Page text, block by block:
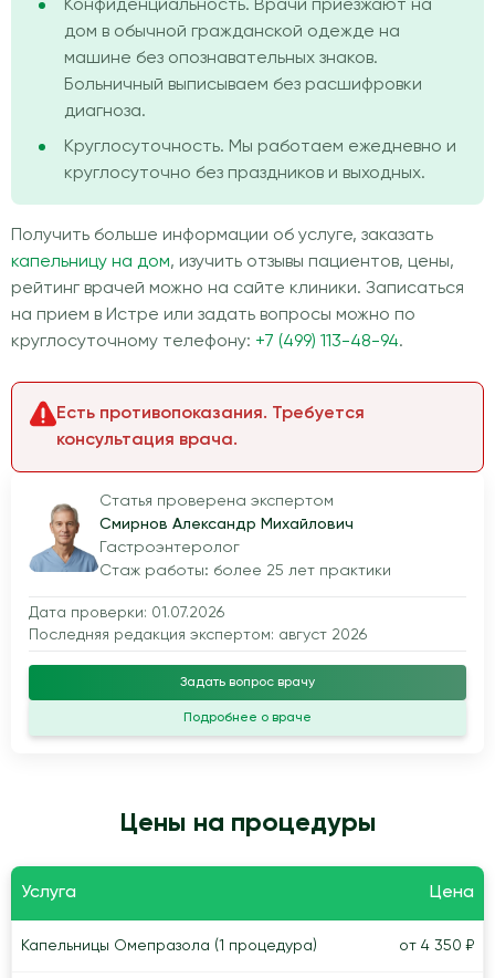
Конфиденциальность. Врачи приезжают на
дом в обычной гражданской одежде на
машине без опознавательных знаков.
Больничный выписываем без расшифровки
диагноза.
Круглосуточность. Мы работаем ежедневно и
круглосуточно без праздников и выходных.
Получить больше информации об услуге, заказать
капельницу на дом, изучить отзывы пациентов, цены,
рейтинг врачей можно на сайте клиники. Записаться
на прием в Истре или задать вопросы можно по
круглосуточному телефону: +7 (499) 113-48-94.
Статья проверена экспертом
Смирнов Александр Михайлович
Гастроэнтеролог
Стаж работы: более 25 лет практики
Дата проверки: 01.07.2026
Последняя редакция экспертом: август 2026
Задать вопрос врачу
Подробнее о враче
Есть противопоказания. Требуется
консультация врача.
Цены на процедуры
Услуга Цена
Капельницы Омепразола (1 процедура) от 4 350 ₽